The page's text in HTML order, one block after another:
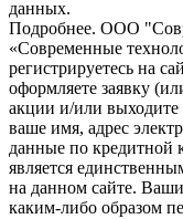
данных.
Подробнее. OOO
«Современные
регистрируетесь на
оформляете заявку
акции и/или выходите
ваше имя, адрес
данные по кредитной
является
на данном сайте.
каким-либо образом